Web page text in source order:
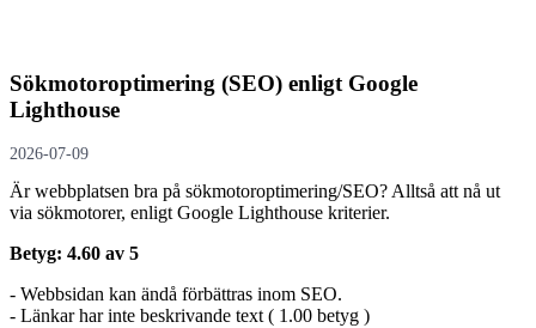
Sökmotoroptimering (SEO) enligt Google
Lighthouse
2026-07-09
Är webbplatsen bra på sökmotoroptimering/SEO? Alltså att nå ut
via sökmotorer, enligt Google Lighthouse kriterier.
Betyg: 4.60 av 5
- Webbsidan kan ändå förbättras inom SEO.
- Länkar har inte beskrivande text ( 1.00 betyg )